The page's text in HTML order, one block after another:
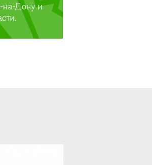
на-Дону и